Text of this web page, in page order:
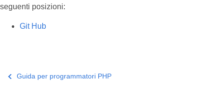
seguenti posizioni:
Git Hub
Guida per programmatori PHP